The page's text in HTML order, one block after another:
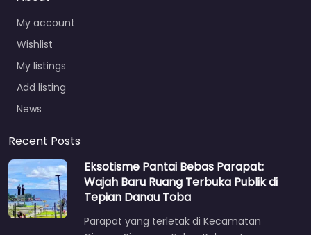
My account
Wishlist
My listings
Add listing
News
Recent Posts
Eksotisme Pantai Bebas Parapat:
Wajah Baru Ruang Terbuka Publik di
Tepian Danau Toba
Parapat yang terletak di Kecamatan